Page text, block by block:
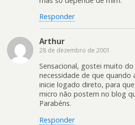
Responder
Arthur
28 de dezembro de 2001
Sensacional, gostei muito
necessidade de que quando
inicie logado direto, para
micro não postem no blog
Parabéns.
Responder